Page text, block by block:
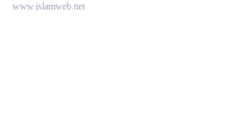
www.islamweb.net